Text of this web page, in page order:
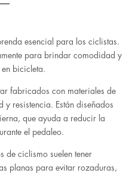
esencial para los ciclistas.
para brindar comodidad y
bicicleta.
fabricados con materiales de
resistencia. Están diseñados
que ayuda a reducir la
el pedaleo.
de ciclismo suelen tener
planas para evitar rozaduras,